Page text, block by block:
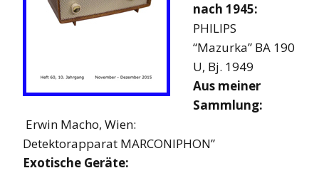
nach 1945:
PHILIPS
“Mazurka” BA 190
U, Bj. 1949
Aus meiner
Sammlung:
Erwin Macho, Wien:
Detektorapparat MARCONIPHON”
Exotische Geräte: